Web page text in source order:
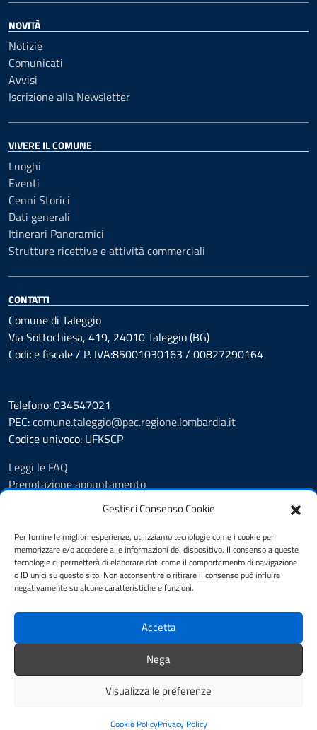
Gestisci Consenso Cookie
Per fornire le migliori esperienze, utilizziamo tecnologie come i cookie per
memorizzare e/o accedere alle informazioni del dispositivo. Il consenso a queste
tecnologie ci permetterà di elaborare dati come il comportamento di navigazione
o ID unici su questo sito. Non acconsentire o ritirare il consenso può influire
negativamente su alcune caratteristiche e funzioni.
Accetta
Nega
Visualizza le preferenze
Cookie PolicyPrivacy Policy
NOVITÀ
Notizie
Comunicati
Avvisi
Iscrizione alla Newsletter
VIVERE IL COMUNE
Luoghi
Eventi
Cenni Storici
Dati generali
Itinerari Panoramici
Strutture ricettive e attività commerciali
CONTATTI
Comune di Taleggio
Via Sottochiesa, 419, 24010 Taleggio (BG)
Codice fiscale / P. IVA:85001030163 / 00827290164
Telefono: 034547021
PEC:comune.taleggio@pec.regione.lombardia.it
Codice univoco: UFKSCP
Leggi le FAQ
Prenotazione appuntamento
Segnalazione disservizio
Richiesta Assistenza
Amministrazione Trasparente
Albo pretorio dal 8.11.23
Albo pretorio fino al 7.11.23
Atti amministrativi
Informativa privacy
Dichiarazione di accessibilità
Feedback
Credits